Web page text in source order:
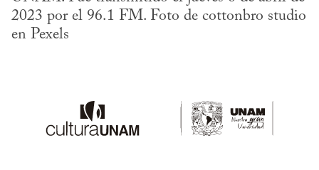
2023 por el 96.1 FM. Foto de cottonbro studio
en Pexels